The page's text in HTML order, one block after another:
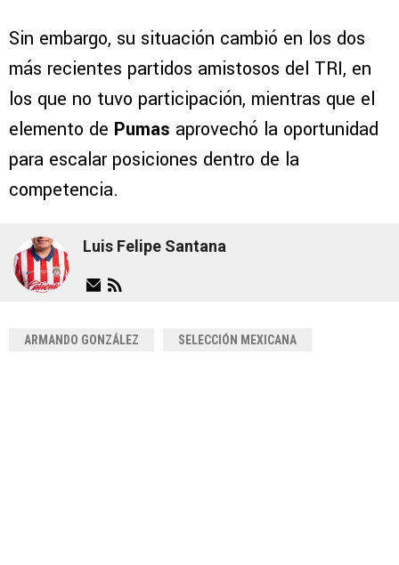
Sin embargo, su situación cambió en los dos
más recientes partidos amistosos del TRI, en
los que no tuvo participación, mientras que el
elemento de Pumas aprovechó la oportunidad
para escalar posiciones dentro de la
competencia.
Luis Felipe Santana
ARMANDO GONZÁLEZ SELECCIÓN MEXICANA